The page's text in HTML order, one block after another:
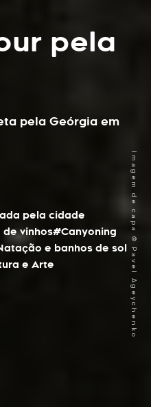
pela
pela Geórgia em
pela cidade
vinhos#Canyoning
e banhos de sol
e Arte Imagem de capa © Pavel Ageychenko